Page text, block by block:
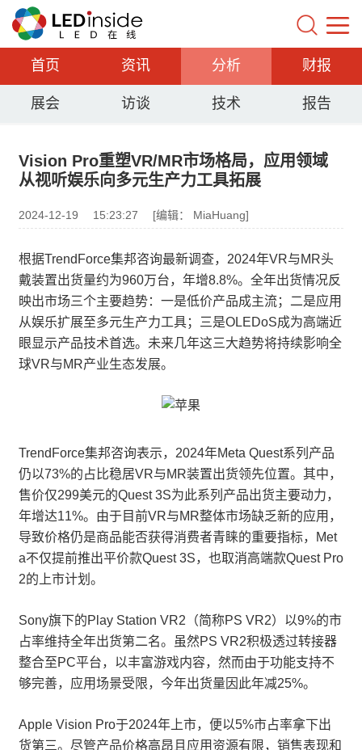
首页 资讯 分析 财报
展会 访谈 技术 报告
Vision Pro重塑VR/MR市场格局，应用领域
从视听娱乐向多元生产力工具拓展
2024-12-19 15:23:27 [编辑： MiaHuang]
根据TrendForce集邦咨询最新调查，2024年VR与MR头
戴装置出货量约为960万台，年增8.8%。全年出货情况反
映出市场三个主要趋势：一是低价产品成主流；二是应用
从娱乐扩展至多元生产力工具；三是OLEDoS成为高端近
眼显示产品技术首选。未来几年这三大趋势将持续影响全
球VR与MR产业生态发展。
TrendForce集邦咨询表示，2024年Meta Quest系列产品
仍以73%的占比稳居VR与MR装置出货领先位置。其中，
售价仅299美元的Quest 3S为此系列产品出货主要动力，
年增达11%。由于目前VR与MR整体市场缺乏新的应用，
导致价格仍是商品能否获得消费者青睐的重要指标，Met
a不仅提前推出平价款Quest 3S，也取消高端款Quest Pro
2的上市计划。
Sony旗下的Play Station VR2（简称PS VR2）以9%的市
占率维持全年出货第二名。虽然PS VR2积极透过转接器
整合至PC平台，以丰富游戏内容，然而由于功能支持不
够完善，应用场景受限，今年出货量因此年减25%。
Apple Vision Pro于2024年上市，便以5%市占率拿下出
货第三。尽管产品价格高昂且应用资源有限，销售表现和